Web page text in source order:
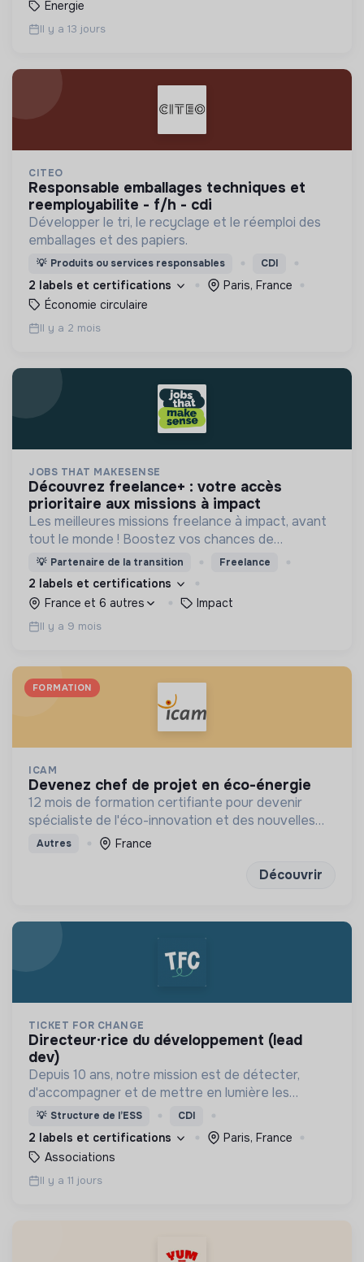
Energie
Il y a 13 jours
CITEO
responsable emballages techniques et
reemployabilite - f/h - cdi
Développer le tri, le recyclage et le réemploi des
emballages et des papiers.
💡 Produits ou services responsables CDI
2 labels et certifications
Paris, France
Économie circulaire
Il y a 2 mois
JOBS THAT MAKESENSE
découvrez freelance+ : votre accès
prioritaire aux missions à impact
Les meilleures missions freelance à impact, avant
tout le monde ! Boostez vos chances de
décrocher des missions à fort impact en
rejoignant le plus grand réseau de structures
engagées.
💡 Partenaire de la transition Freelance
2 labels et certifications
France et 6 autres
Impact
Il y a 9 mois
FORMATION
ICAM
devenez chef de projet en éco-énergie
12 mois de formation certifiante pour devenir
spécialiste de l'éco-innovation et des nouvelles
technologies de l'énergie
Autres France
Découvrir
TICKET FOR CHANGE
directeur·rice du développement (lead
dev)
Depuis 10 ans, notre mission est de détecter,
d'accompagner et de mettre en lumière les
pionniers du monde de demain !
💡 Structure de l’ESS CDI
2 labels et certifications
Paris, France
Associations
Il y a 11 jours